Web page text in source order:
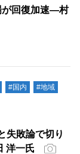
が回復加速―村
#国内
#地域
失敗論で切り
洋一氏